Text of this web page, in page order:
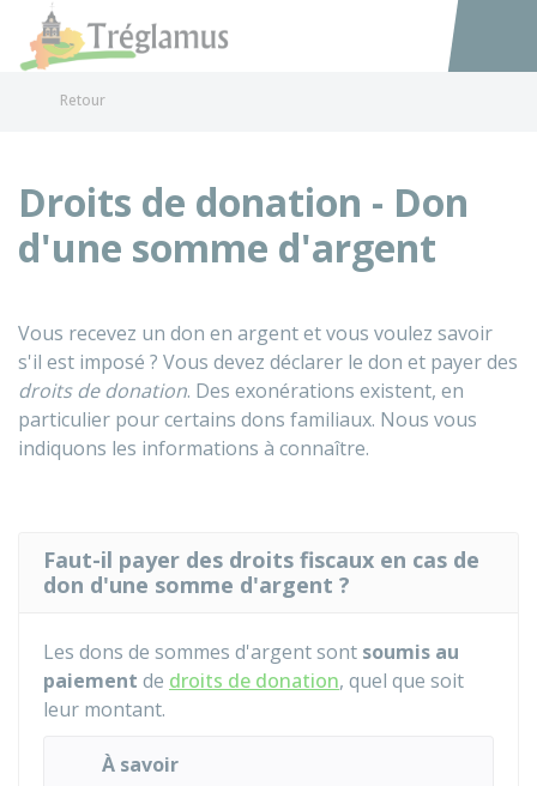
Accéder
Retour
Droits de donation - Don
d'une somme d'argent
Vous recevez un don en argent et vous voulez savoir
s'il est imposé ? Vous devez déclarer le don et payer des
droits de donation. Des exonérations existent, en
particulier pour certains dons familiaux. Nous vous
indiquons les informations à connaître.
Faut-il payer des droits fiscaux en cas de
don d'une somme d'argent ?
Les dons de sommes d'argent sont soumis au
paiement de droits de donation, quel que soit
leur montant.
À savoir